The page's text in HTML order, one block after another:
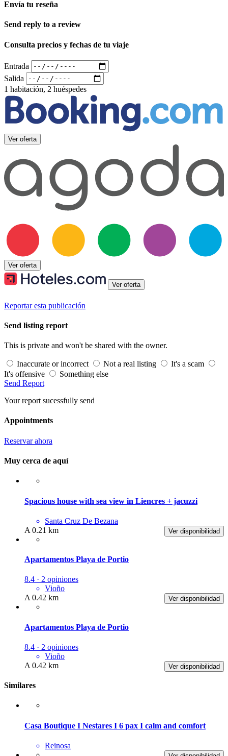
Envía tu reseña
Send reply to a review
Consulta precios y fechas de tu viaje
Entrada
Salida
1 habitación, 2 huéspedes
Ver oferta
Ver oferta
Ver oferta
Reportar esta publicación
Send listing report
This is private and won't be shared with the owner.
Inaccurate or incorrect Not a real listing
It's a scam
It's offensive
Something else
Send Report
Your report sucessfully send
Appointments
Reservar ahora
Muy cerca de aquí
Spacious house with sea view in Liencres + jacuzzi
Santa Cruz De Bezana
Ver disponibilidad
A 0.21 km
Apartamentos Playa de Portio
8.4 · 2 opiniones
Vioño
Ver disponibilidad
A 0.42 km
Apartamentos Playa de Portio
8.4 · 2 opiniones
Vioño
Ver disponibilidad
A 0.42 km
Similares
Casa Boutique I Nestares I 6 pax I calm and comfort
Reinosa